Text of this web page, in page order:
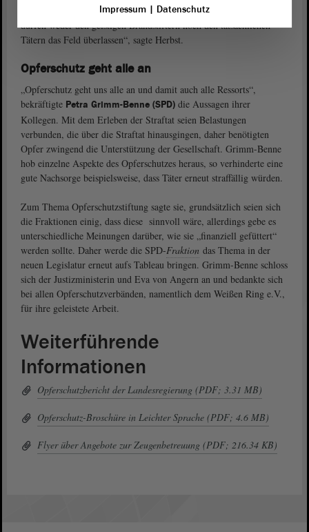
kein Platz für jegliche Form von Gewalt sei. „Wir
dürfen weder den geistigen Brandstiftern noch den tatsächlichen
Tätern das Feld überlassen“, sagte Herbst.
Opferschutz geht alle an
„Opferschutz geht uns alle an und damit auch alle Ressorts“,
bekräftigte Petra Grimm-Benne (SPD) die Aussagen ihrer
Kollegen. Mit dem Erleben der Straftat seien Belastungen
verbunden, die über die Straftat hinausgingen, daher benötigten
Opfer zwingend die Unterstützung der Gesellschaft. Grimm-Benne
hob einzelne Aspekte des Opferschutzes heraus, so verhinderte eine
gute Nachsorge beispielsweise, dass Täter erneut straffällig würden.
Zum Thema Opferschutzstiftung sagte sie, grundsätzlich seien sich
die Fraktionen einig, dass diese sinnvoll wäre, allerdings gebe es
unterschiedliche Meinungen darüber, wie sie „finanziell gefüttert“
werden sollte. Daher werde die SPD-Fraktion das Thema in der
neuen Legislatur erneut aufs Tableau bringen. Grimm-Benne schloss
sich der Justizministerin und Eva von Angern an und bedankte sich
bei allen Opferschutzverbänden, namentlich dem Weißen Ring e.V.,
für ihre geleistete Arbeit.
Weiterführende
Informationen
Opferschutzbericht der Landesregierung (PDF; 3.31 MB)
Opferschutz-Broschüre in Leichter Sprache (PDF; 4.6 MB)
Flyer über Angebote zur Zeugenbetreuung (PDF; 216.34 KB)
Impressum| Datenschutz